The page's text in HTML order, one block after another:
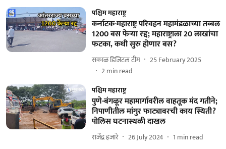
पश्चिम महाराष्ट्र
कर्नाटक-महाराष्ट्र परिवहन महामंडळाच्या तब्बल
1200 बस फेऱ्या रद्द; महाराष्ट्राला 20 लाखांचा
फटका, कधी सुरु होणार बस?
सकाळ डिजिटल टीम
25 February 2025
2min read
पश्चिम महाराष्ट्र
पुणे-बंगळूर महामार्गावरील वाहतूक मंद गतीने;
निपाणीतील मांगुर फाट्यावरची काय स्थिती?
पोलिस घटनास्थळी दाखल
राजेंद्र हजारे 26 July 2024 1 min read